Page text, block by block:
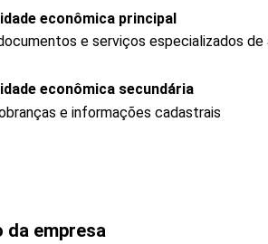
econômica principal
e serviços especializados
econômica secundária
e informações cadastrais
da empresa